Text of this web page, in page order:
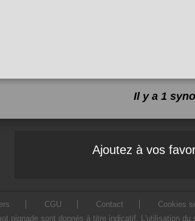
Il y a 1
Ajoutez à vos
CGU Contact
Cookies
pignade sont donnés à titre indicatif. L'utilisation du